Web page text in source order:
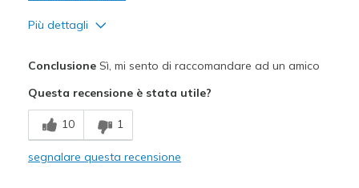
Più dettagli
Stylish
Migliori Utilizzi:
Casual Wear
ConclusioneSì, mi sento di raccomandare ad un amico
Questa recensione è stata utile?
10 1
segnalare questa recensione